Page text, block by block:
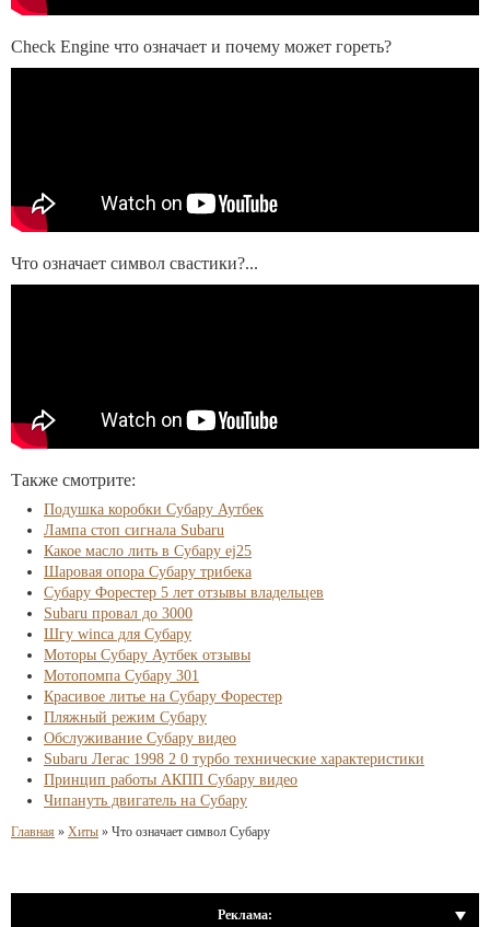
Check Engine что означает и почему может гореть?
Что означает символ свастики?...
Также смотрите:
Подушка коробки Субару Аутбек
Лампа стоп сигнала Subaru
Какое масло лить в Субару ej25
Шаровая опора Субару трибека
Субару Форестер 5 лет отзывы владельцев
Subaru провал до 3000
Шгу winca для Субару
Моторы Субару Аутбек отзывы
Мотопомпа Субару 301
Красивое литье на Субару Форестер
Пляжный режим Субару
Обслуживание Субару видео
Subaru Легас 1998 2 0 турбо технические характеристики
Принцип работы АКПП Субару видео
Чипануть двигатель на Субару
Главная » Хиты » Что означает символ Субару
Реклама: